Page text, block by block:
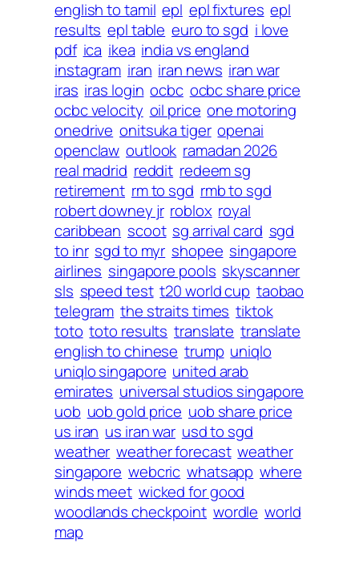
english to tamil epl epl fixtures epl
results epl table euro to sgd i love
pdf ica ikea india vs england
instagram iran iran news iran war
iras iras login ocbc ocbc share price
ocbc velocity oil price one motoring
onedrive onitsuka tiger openai
openclaw outlook ramadan 2026
real madrid reddit redeem sg
retirement rm to sgd rmb to sgd
robert downey jr roblox royal
caribbean scoot sg arrival card sgd
to inr sgd to myr shopee singapore
airlines singapore pools skyscanner
sls speed test t20 world cup taobao
telegram the straits times tiktok
toto toto results translate translate
english to chinese trump uniqlo
uniqlo singapore united arab
emirates universal studios singapore
uob uob gold price uob share price
us iran us iran war usd to sgd
weather weather forecast weather
singapore webcric whatsapp where
winds meet wicked for good
woodlands checkpoint wordle world
map